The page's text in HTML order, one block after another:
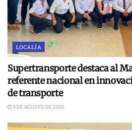
LOCALÍA
Supertransporte destaca al
referente nacional en
de transporte
5 DE AGOSTO DE 2026